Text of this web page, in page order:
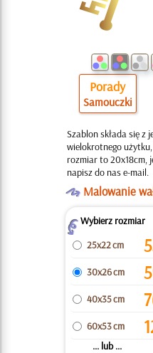
Porady
Samouczki
Szablon składa się z
wielokrotnego
rozmiar to 20x18cm,
napisz do nas e-mail.
OMalowanie
ZWybierz rozmiar
25x22 cm
30x26 cm
40x35 cm
60x53 cm
... lub ...